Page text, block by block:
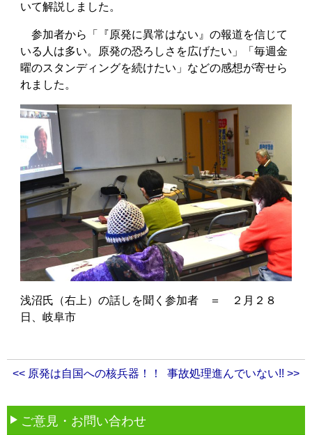
いて解説しました。
参加者から「『原発に異常はない』の報道を信じて
いる人は多い。原発の恐ろしさを広げたい」「毎週金
曜のスタンディングを続けたい」などの感想が寄せら
れました。
浅沼氏（右上）の話しを聞く参加者 ＝ ２月２８
日、岐阜市
<< 原発は自国への核兵器！！ 事故処理進んでいない!! >>
ご意見・お問い合わせ